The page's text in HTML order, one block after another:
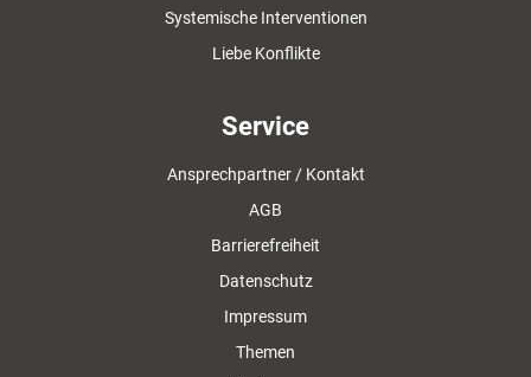
Systemische Interventionen
Liebe Konflikte
Service
Ansprechpartner / Kontakt
AGB
Barrierefreiheit
Datenschutz
Impressum
Themen